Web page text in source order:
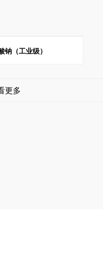
钠（工业级）
更多